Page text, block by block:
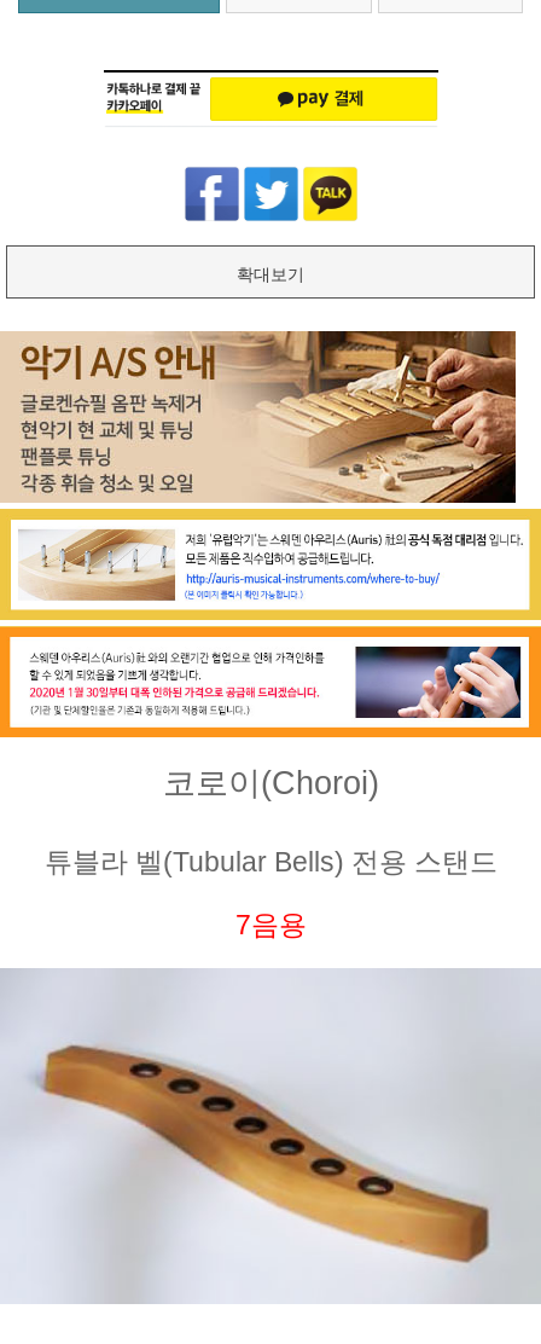
확대보기
코로이(Choroi)
튜블라 벨(Tubular Bells) 전용 스탠드
7음용